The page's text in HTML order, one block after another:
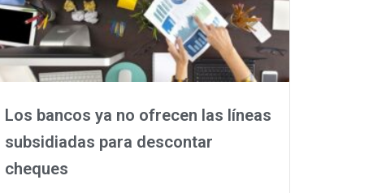
Los bancos ya no ofrecen las líneas
subsidiadas para descontar
cheques